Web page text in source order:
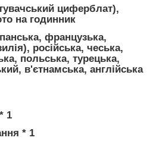
циферблат),
на годинник
французька,
російська, чеська,
польська, турецька,
в'єтнамська, англійська
1
* 1